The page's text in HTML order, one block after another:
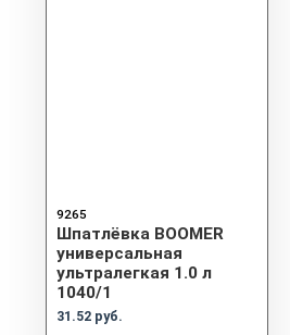
9265
Шпатлёвка BOOMER
универсальная
ультралегкая 1.0 л
1040/1
31.52 руб.